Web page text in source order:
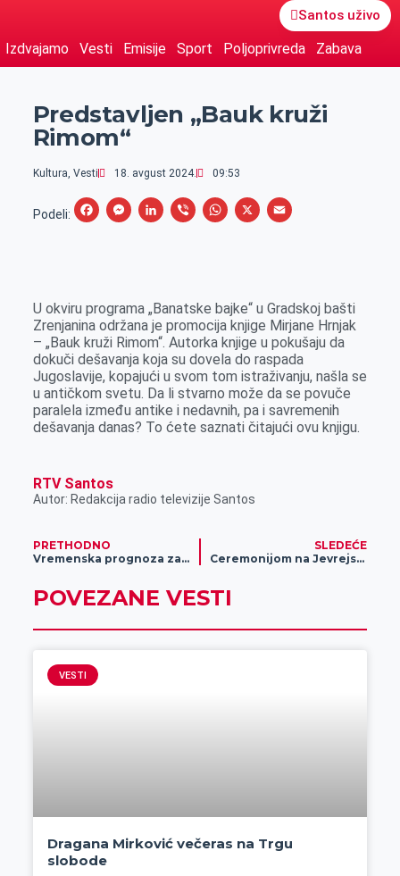
Santos uživo
Izdvajamo Vesti Emisije Sport Poljoprivreda Zabava
Predstavljen „Bauk kruži
Rimom“
Kultura, Vesti 18. avgust 2024. 09:53
Podeli:
F
b
o
o
k
M
e
n
g
e
r
L
e
d
I
n
V
r
W
s
A
p
p
X
E
l
U okviru programa „Banatske bajke“ u Gradskoj bašti
Zrenjanina održana je promocija knjige Mirjane Hrnjak
– „Bauk kruži Rimom“. Autorka knjige u pokušaju da
dokuči dešavanja koja su dovela do raspada
Jugoslavije, kopajući u svom tom istraživanju, našla se
u antičkom svetu. Da li stvarno može da se povuče
paralela između antike i nedavnih, pa i savremenih
dešavanja danas? To ćete saznati čitajući ovu knjigu.
RTV Santos
Autor: Redakcija radio televizije Santos
PRETHODNO
Vremenska prognoza za 18.avgust
SLEDEĆE
Ceremonijom na Jevrejskom memorijalnom groblju u Zrenjaninu obeležena 83. godišnjica od deportacije 1288 petrovgradskih Jevreja
POVEZANE VESTI
VESTI
Dragana Mirković večeras na Trgu
slobode